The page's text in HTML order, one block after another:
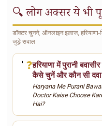
🔍 लोग अक्सर ये भी
डॉक्टर चुनने, ऑनलाइन इलाज, हरियाणा-
जुड़े सवाल
❓हरियाणा में पुरानी
कैसे चुनें और कौन सी दवा
Haryana Me Purani
Doctor Kaise Choose
Hai?